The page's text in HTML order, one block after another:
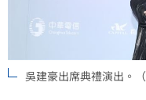
吳建豪出席典禮演出。